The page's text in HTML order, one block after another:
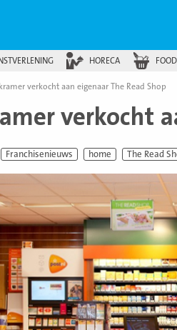
HORECA
verkocht aan eigenaar The Read Shop
verkocht
Franchisenieuws home The Read